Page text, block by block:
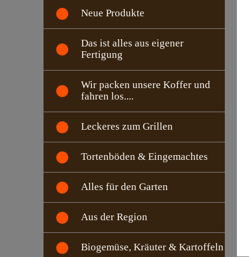
Neue Produkte
Das ist alles aus eigener
Fertigung
Wir packen unsere Koffer und
fahren los....
Leckeres zum Grillen
Tortenböden & Eingemachtes
Alles für den Garten
Aus der Region
Biogemüse, Kräuter & Kartoffeln